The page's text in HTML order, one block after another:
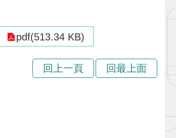
pdf(513.34 KB)
回上一頁 回最上面